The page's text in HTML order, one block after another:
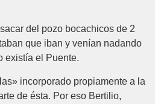
del pozo bocachicos de 2
que iban y venían nadando
existía el Puente.
incorporado propiamente a la
de ésta. Por eso Bertilio,